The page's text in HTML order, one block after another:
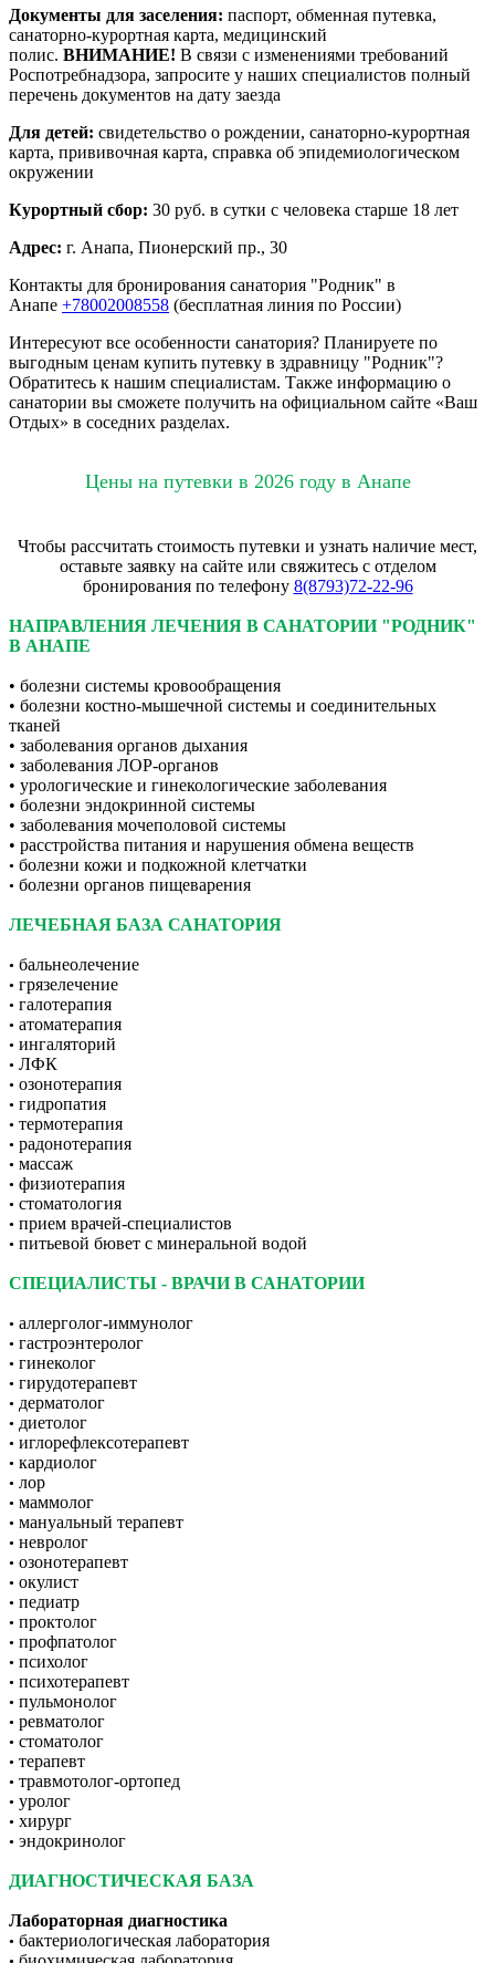
Документы для заселения: паспорт, обменная путевка,
санаторно-курортная карта, медицинский
полис. ВНИМАНИЕ! В связи с изменениями требований
Роспотребнадзора, запросите у наших специалистов полный
перечень документов на дату заезда
Для детей: свидетельство о рождении, санаторно-курортная
карта, прививочная карта, справка об эпидемиологическом
окружении
Курортный сбор: 30 руб. в сутки с человека старше 18 лет
Адрес: г. Анапа, Пионерский пр., 30
Контакты для бронирования санатория "Родник" в
Анапе +78002008558 (бесплатная линия по России)
Интересуют все особенности санатория? Планируете по
выгодным ценам купить путевку в здравницу "Родник"?
Обратитесь к нашим специалистам. Также информацию о
санатории вы сможете получить на официальном сайте «Ваш
Отдых» в соседних разделах.
Цены на путевки в 2026 году в Анапе
Чтобы рассчитать стоимость путевки и узнать наличие мест,
оставьте заявку на сайте или свяжитесь с отделом
бронирования по телефону 8(8793)72-22-96
НАПРАВЛЕНИЯ ЛЕЧЕНИЯ В САНАТОРИИ "РОДНИК"
В АНАПЕ
• болезни системы кровообращения
• болезни костно-мышечной системы и соединительных
тканей
• заболевания органов дыхания
• заболевания ЛОР-органов
• урологические и гинекологические заболевания
• болезни эндокринной системы
• заболевания мочеполовой системы
• расстройства питания и нарушения обмена веществ
• болезни кожи и подкожной клетчатки
• болезни органов пищеварения
ЛЕЧЕБНАЯ БАЗА САНАТОРИЯ
• бальнеолечение
• грязелечение
• галотерапия
• атоматерапия
• ингаляторий
• ЛФК
• озонотерапия
• гидропатия
• термотерапия
• радонотерапия
• массаж
• физиотерапия
• стоматология
• прием врачей-специалистов
• питьевой бювет с минеральной водой
СПЕЦИАЛИСТЫ - ВРАЧИ В САНАТОРИИ
• аллерголог-иммунолог
• гастроэнтеролог
• гинеколог
• гирудотерапевт
• дерматолог
• диетолог
• иглорефлексотерапевт
• кардиолог
• лор
• маммолог
• мануальный терапевт
• невролог
• озонотерапевт
• окулист
• педиатр
• проктолог
• профпатолог
• психолог
• психотерапевт
• пульмонолог
• ревматолог
• стоматолог
• терапевт
• травмотолог-ортопед
• уролог
• хирург
• эндокринолог
ДИАГНОСТИЧЕСКАЯ БАЗА
Лабораторная диагностика
• бактериологическая лаборатория